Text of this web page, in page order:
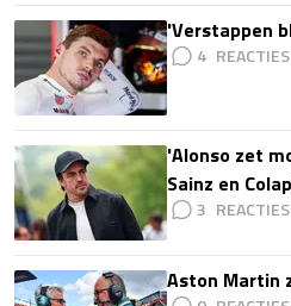
'Verstappen
4
'Alonso zet
Sainz en
3
Aston Martin